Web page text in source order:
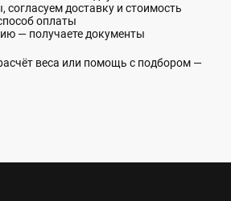
доставку и стоимость
оплаты
— получаете документы
веса или помощь с подбором —